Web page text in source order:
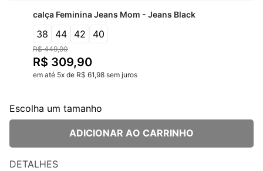
calça Feminina Jeans Mom - Jeans Black
38 44 42 40
R$ 449,90
R$ 309,90
em até 5x de R$ 61,98 sem juros
Escolha um tamanho
ADICIONAR AO CARRINHO
DETALHES